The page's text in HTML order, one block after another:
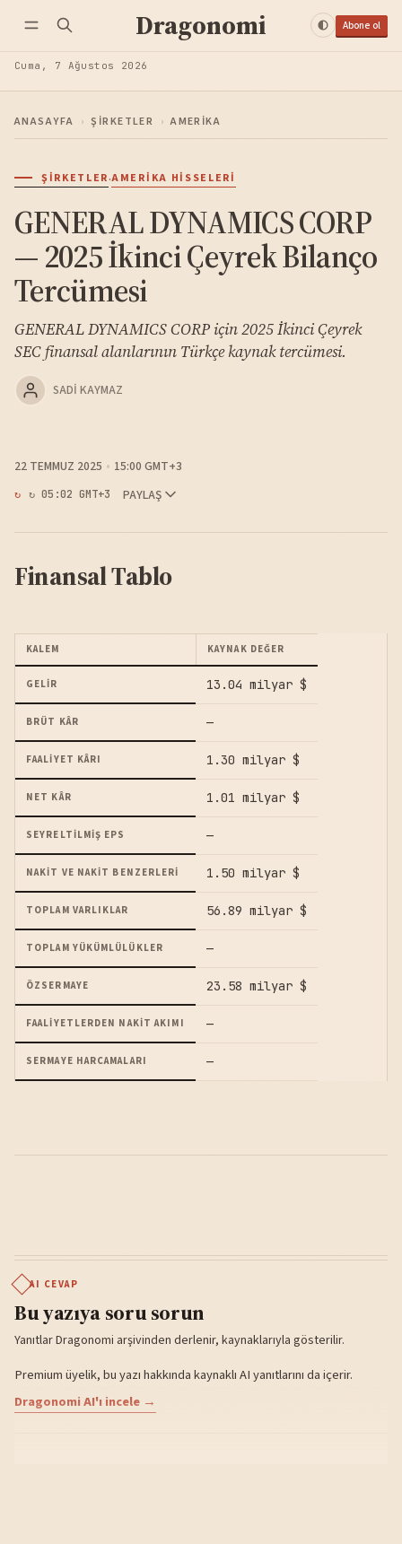
Dragonomi Abone ol
Cuma, 7 Ağustos 2026
ANASAYFA › ŞIRKETLER › AMERIKA
ŞIRKETLER·AMERIKA HISSELERI
GENERAL DYNAMICS CORP
— 2025 İkinci Çeyrek Bilanço
Tercümesi
GENERAL DYNAMICS CORP için 2025 İkinci Çeyrek
SEC finansal alanlarının Türkçe kaynak tercümesi.
SADI KAYMAZ
22 TEMMUZ 2025 15:00 GMT+3
↻ 05:02 GMT+3 PAYLAŞ
Finansal Tablo
KALEM KAYNAK DEĞER
GELIR 13.04 milyar $
BRÜT KÂR —
FAALIYET KÂRI 1.30 milyar $
NET KÂR 1.01 milyar $
SEYRELTILMIŞ EPS —
NAKIT VE NAKIT BENZERLERI 1.50 milyar $
TOPLAM VARLIKLAR 56.89 milyar $
TOPLAM YÜKÜMLÜLÜKLER —
ÖZSERMAYE 23.58 milyar $
FAALIYETLERDEN NAKIT AKIMI —
SERMAYE HARCAMALARI —
AI CEVAP
Bu yazıya soru sorun
Yanıtlar Dragonomi arşivinden derlenir, kaynaklarıyla gösterilir.
Premium üyelik, bu yazı hakkında kaynaklı AI yanıtlarını da içerir.
Dragonomi AI'ı incele →